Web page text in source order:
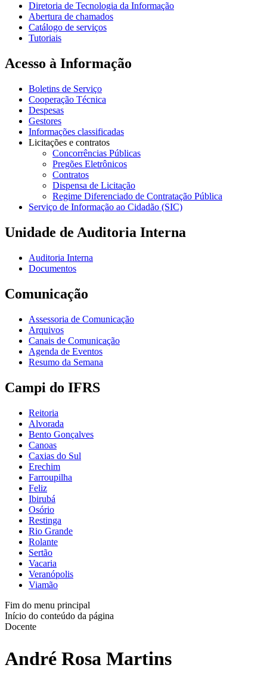
Diretoria de Tecnologia da Informação
Abertura de chamados
Catálogo de serviços
Tutoriais
Acesso à Informação
Boletins de Serviço
Cooperação Técnica
Despesas
Gestores
Informações classificadas
Licitações e contratos
Concorrências Públicas
Pregões Eletrônicos
Contratos
Dispensa de Licitação
Regime Diferenciado de Contratação Pública
Serviço de Informação ao Cidadão (SIC)
Unidade de Auditoria Interna
Auditoria Interna
Documentos
Comunicação
Assessoria de Comunicação
Arquivos
Canais de Comunicação
Agenda de Eventos
Resumo da Semana
Campi do IFRS
Reitoria
Alvorada
Bento Gonçalves
Canoas
Caxias do Sul
Erechim
Farroupilha
Feliz
Ibirubá
Osório
Restinga
Rio Grande
Rolante
Sertão
Vacaria
Veranópolis
Viamão
Fim do menu principal
Início do conteúdo da página
Docente
André Rosa Martins